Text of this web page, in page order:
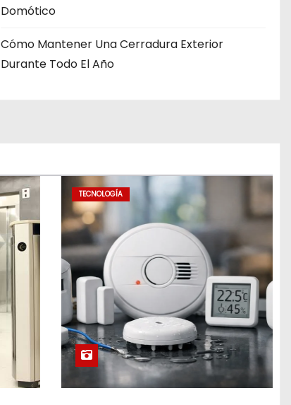
Domótico
Cómo Mantener Una Cerradura Exterior
Durante Todo El Año
TECNOLOGÍA